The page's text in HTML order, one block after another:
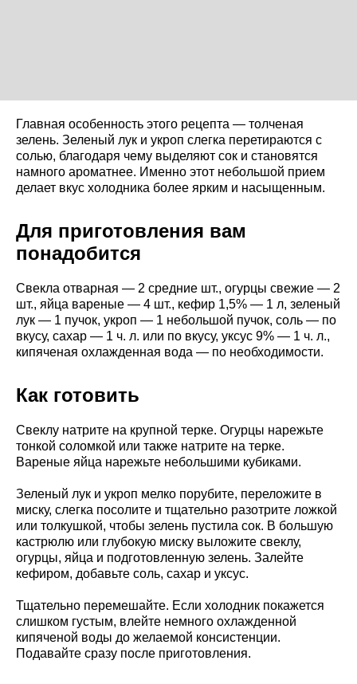
Главная особенность этого рецепта — толченая
зелень. Зеленый лук и укроп слегка перетираются с
солью, благодаря чему выделяют сок и становятся
намного ароматнее. Именно этот небольшой прием
делает вкус холодника более ярким и насыщенным.
Для приготовления вам
понадобится
Свекла отварная — 2 средние шт., огурцы свежие — 2
шт., яйца вареные — 4 шт., кефир 1,5% — 1 л, зеленый
лук — 1 пучок, укроп — 1 небольшой пучок, соль — по
вкусу, сахар — 1 ч. л. или по вкусу, уксус 9% — 1 ч. л.,
кипяченая охлажденная вода — по необходимости.
Как готовить
Свеклу натрите на крупной терке. Огурцы нарежьте
тонкой соломкой или также натрите на терке.
Вареные яйца нарежьте небольшими кубиками.
Зеленый лук и укроп мелко порубите, переложите в
миску, слегка посолите и тщательно разотрите ложкой
или толкушкой, чтобы зелень пустила сок. В большую
кастрюлю или глубокую миску выложите свеклу,
огурцы, яйца и подготовленную зелень. Залейте
кефиром, добавьте соль, сахар и уксус.
Тщательно перемешайте. Если холодник покажется
слишком густым, влейте немного охлажденной
кипяченой воды до желаемой консистенции.
Подавайте сразу после приготовления.